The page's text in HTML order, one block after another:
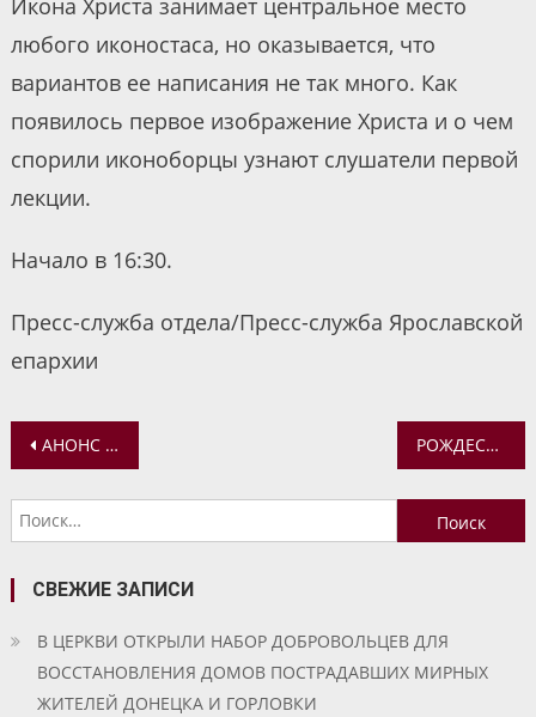
любого иконостаса, но оказывается, что
вариантов ее написания не так много. Как
появилось первое изображение Христа и о чем
спорили иконоборцы узнают слушатели первой
лекции.
Начало в 16:30.
Пресс-служба отдела/Пресс-служба Ярославской
епархии
Навигация
по
записям
АНОНС БОГОСЛУЖЕНИЙ МИТРОПОЛИТА ВАДИМА НА 21-22 ЯНВАРЯ РОЖДЕСТВЕНСКАЯ ЕЛКА В ВОСКРЕСНОЙ ШКОЛЕ ВОСКРЕСЕНСКОГО ХРАМА С. ВЯТСКОЕ
Найти:
СВЕЖИЕ ЗАПИСИ
В ЦЕРКВИ ОТКРЫЛИ НАБОР ДОБРОВОЛЬЦЕВ ДЛЯ
ВОССТАНОВЛЕНИЯ ДОМОВ ПОСТРАДАВШИХ МИРНЫХ
ЖИТЕЛЕЙ ДОНЕЦКА И ГОРЛОВКИ